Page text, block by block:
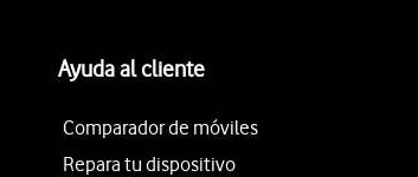
Ayuda al cliente
Comparador de móviles
Repara tu dispositivo